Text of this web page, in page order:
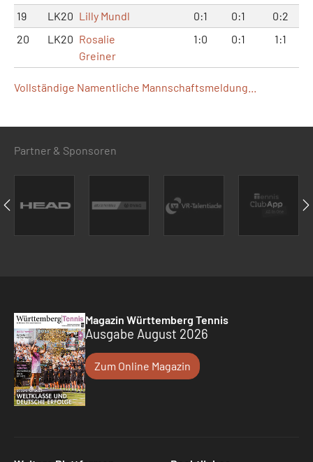
19 LK20 Lilly Mundl 0:1 0:1
0:2
20
LK20 Rosalie
Greiner
1:0 0:1 1:1
Vollständige Namentliche Mannschaftsmeldung...
Partner & Sponsoren
Magazin Württemberg Tennis
Ausgabe August 2026
Zum Online Magazin